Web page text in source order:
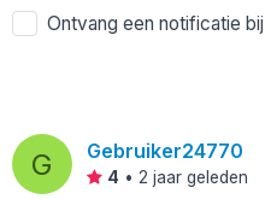
Ontvang een notificatie
G Gebruiker24770
4 • 2 jaar geleden